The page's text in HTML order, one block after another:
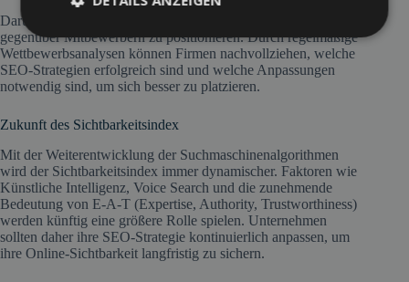
Darüber hinaus hilft der Sichtbarkeitsindex Unternehmen, sich
gegenüber Mitbewerbern zu positionieren. Durch regelmäßige
Wettbewerbsanalysen können Firmen nachvollziehen, welche
SEO-Strategien erfolgreich sind und welche Anpassungen
notwendig sind, um sich besser zu platzieren.
Zukunft des Sichtbarkeitsindex
Mit der Weiterentwicklung der Suchmaschinenalgorithmen
wird der Sichtbarkeitsindex immer dynamischer. Faktoren wie
Künstliche Intelligenz, Voice Search und die zunehmende
Bedeutung von E-A-T (Expertise, Authority, Trustworthiness)
werden künftig eine größere Rolle spielen. Unternehmen
sollten daher ihre SEO-Strategie kontinuierlich anpassen, um
ihre Online-Sichtbarkeit langfristig zu sichern.